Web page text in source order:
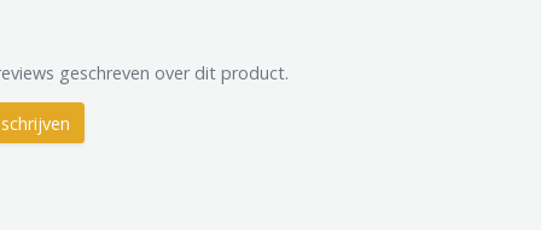
geschreven over dit product.